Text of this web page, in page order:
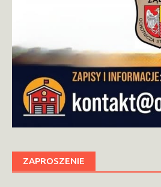
ZAPROSZENIE